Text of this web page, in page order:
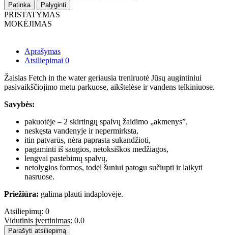
Patinka
Palyginti
PRISTATYMAS
MOKĖJIMAS
Aprašymas
Atsiliepimai 0
Žaislas Fetch in the water geriausia treniruotė Jūsų augintiniui
pasivaikščiojimo metu parkuose, aikštelėse ir vandens telkiniuose.
Savybės:
pakuotėje – 2 skirtingų spalvų žaidimo „akmenys”,
neskęsta vandenyje ir nepermirksta,
itin patvarūs, nėra paprasta sukandžioti,
pagaminti iš saugios, netoksiškos medžiagos,
lengvai pastebimų spalvų,
netolygios formos, todėl šuniui patogu sučiupti ir laikyti
nasruose.
Priežiūra: galima plauti indaplovėje.
Atsiliepimų: 0
Vidutinis įvertinimas: 0.0
Parašyti atsiliepimą